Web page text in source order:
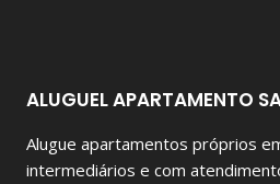
ALUGUEL APARTAMENTO
Alugue apartamentos próprios
intermediários e com